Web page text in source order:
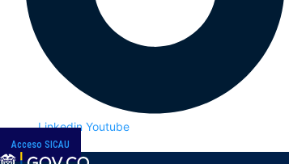
Linkedin Youtube
Acceso SICAU